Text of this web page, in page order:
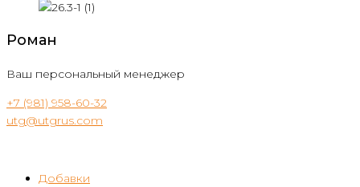
Роман
Ваш персональный менеджер
+7 (981) 958-60-32
utg@utgrus.com
Добавки